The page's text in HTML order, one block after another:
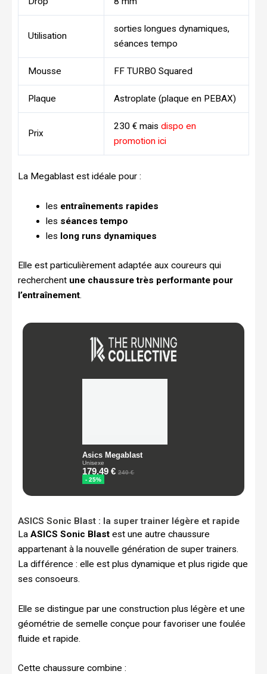
Utilisation
sorties longues dynamiques,
séances tempo
Mousse FF TURBO Squared
Plaque Astroplate (plaque en PEBAX)
Prix
230 € mais dispo en
promotion ici
La Megablast est idéale pour :
les entraînements rapides
les séances tempo
les long runs dynamiques
Elle est particulièrement adaptée aux coureurs qui
recherchent une chaussure très performante pour
l’entraînement
ASICS Sonic Blast : la super trainer légère et rapide
La ASICS Sonic Blast est une autre chaussure
appartenant à la nouvelle génération de super trainers.
La différence : elle est plus dynamique et plus rigide que
ses consoeurs.
Elle se distingue par une construction plus légère et une
géométrie de semelle conçue pour favoriser une foulée
fluide et rapide.
Cette chaussure combine :